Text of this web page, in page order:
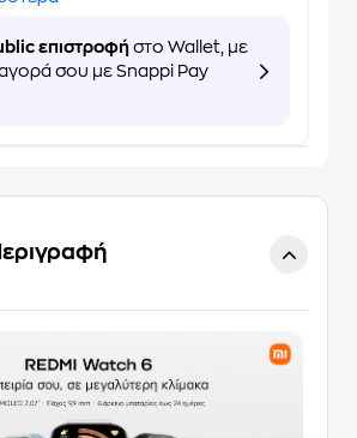
επιστροφή στο Wallet, με
αγορά σου με Snappi Pay